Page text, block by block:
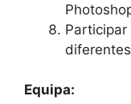
Equipa: